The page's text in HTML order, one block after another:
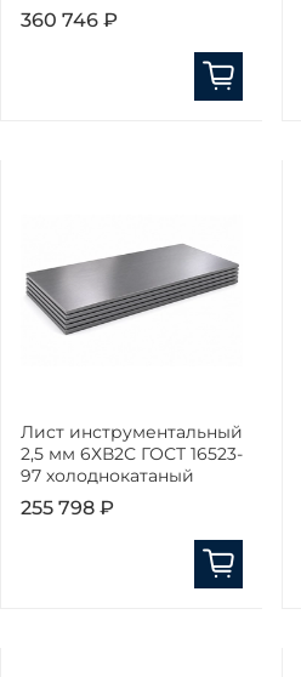
360 746 ₽
Лист инструментальный
2,5 мм 6ХВ2С ГОСТ 16523-
97 холоднокатаный
255 798 ₽